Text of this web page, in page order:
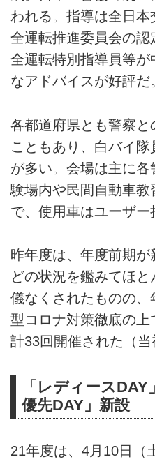
われる。指導は全日
全運転推進委員会の
全運転特別指導員等
なアドバイスが好評だ
各都道府県とも警察
こともあり、白バイ
が多い。会場は主に
験場内や民間自動車教
で、使用車はユーザー
昨年度は、年度前期
どの状況を鑑みてほ
儀なくされたものの
型コロナ対策徹底の
計33回開催された（当
「レディース
優先DAY」新設
21年度は、4月10日（